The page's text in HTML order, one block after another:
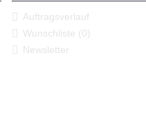
Auftragsverlauf
Wunschliste (0)
Newsletter